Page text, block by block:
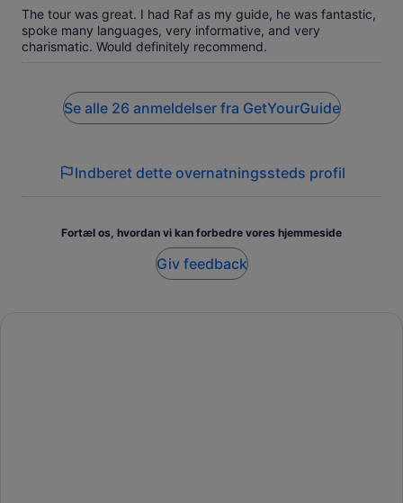
The tour was great. I had Raf as my guide, he was fantastic,
spoke many languages, very informative, and very
charismatic. Would definitely recommend.
Se alle 26 anmeldelser fra GetYourGuide
Indberet dette overnatningssteds profil
Fortæl os, hvordan vi kan forbedre vores hjemmeside
Giv feedback